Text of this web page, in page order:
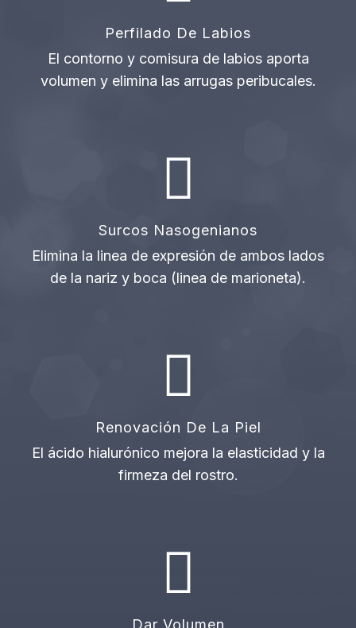
Perfilado De Labios
El contorno y comisura de labios aporta
volumen y elimina las arrugas peribucales.
Surcos Nasogenianos
Elimina la linea de expresión de ambos lados
de la nariz y boca (linea de marioneta).
Renovación De La Piel
El ácido hialurónico mejora la elasticidad y la
firmeza del rostro.
Dar Volumen